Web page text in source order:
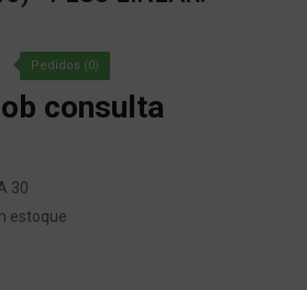
Pedidos (0)
consulta
30
estoque